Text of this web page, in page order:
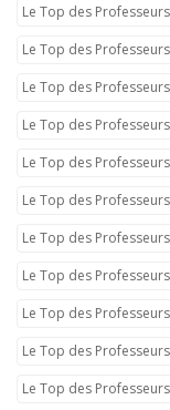
Le Top des
Le Top des
Le Top des
Le Top des
Le Top des
Le Top des
Le Top des
Le Top des
Le Top des
Le Top des
Le Top des